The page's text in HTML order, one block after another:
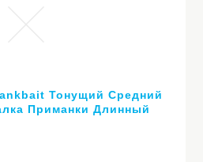
Тонущий Средний
Приманки Длинный